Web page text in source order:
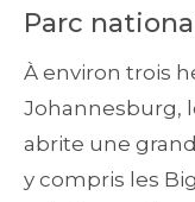
Parc
À environ trois
Johannesburg,
abrite une
y compris les